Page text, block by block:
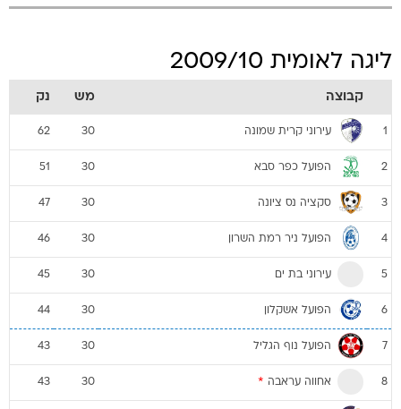
ליגה לאומית 2009/10
קבוצה מש נק
1 עירוני קרית שמונה 30
62
2 הפועל כפר סבא 30
51
3 סקציה נס ציונה 30
47
4 הפועל ניר רמת השרון 30
46
5 עירוני בת ים 30
45
6 הפועל אשקלון 30
44
7 הפועל נוף הגליל 30
43
8 אחווה עראבה *
30
43